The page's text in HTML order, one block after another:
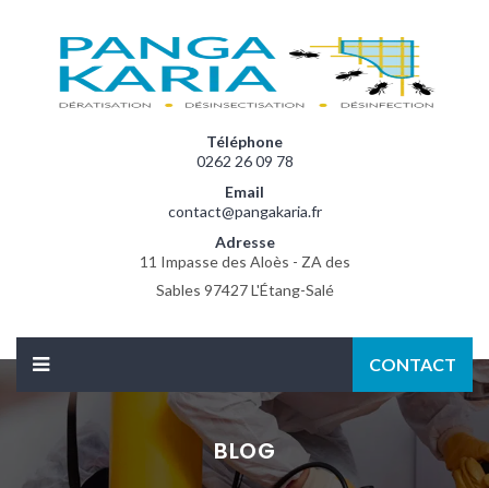
Téléphone
0262 26 09 78
Email
contact@pangakaria.fr
Adresse
11 Impasse des Aloès - ZA des
Sables 97427 L'Étang-Salé
CONTACT
BLOG